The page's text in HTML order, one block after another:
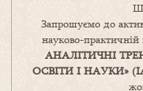
Запрошуємо до
науково-практичній
АНАЛІТИЧНІ
ОСВІТИ І НАУКИ»